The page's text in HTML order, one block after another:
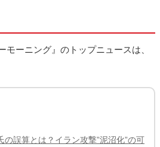
モーニング』のトップニュースは、
の誤算とは？イラン攻撃”泥沼化”の可